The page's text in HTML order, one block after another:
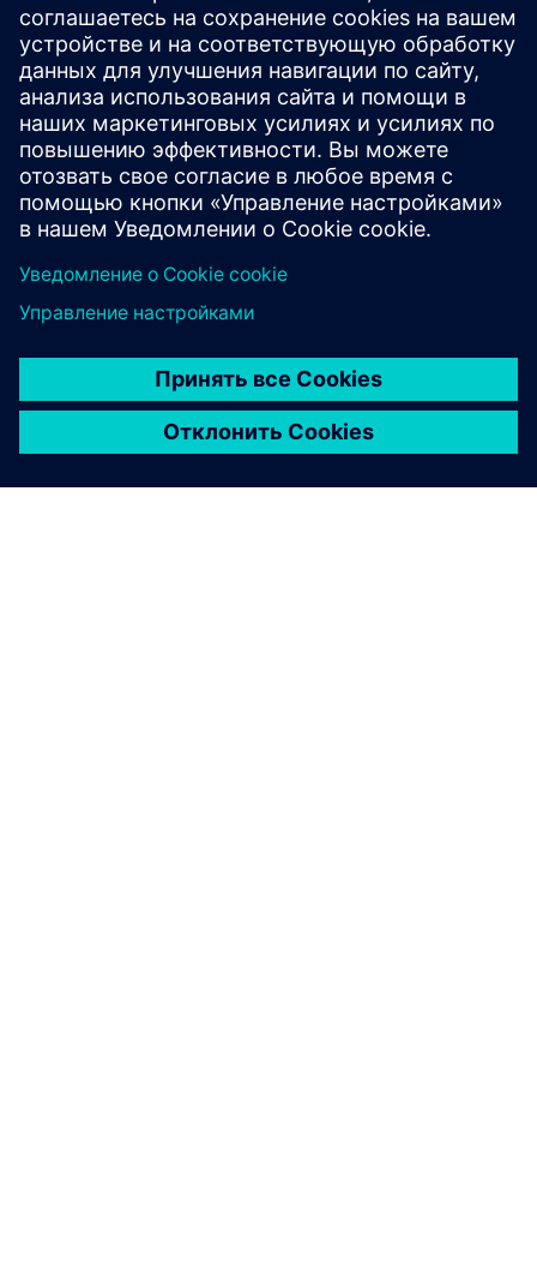
ERT централизует управление ошибками интеграции
Opcenter MES. Оно собирает, анализирует и быстро
обрабатывает сообщения о сбоях на нескольких
серверах интеграции, улучшая видимость, сокращая
время простоя и ускоряя выполнение рабо...
Узнайте больше